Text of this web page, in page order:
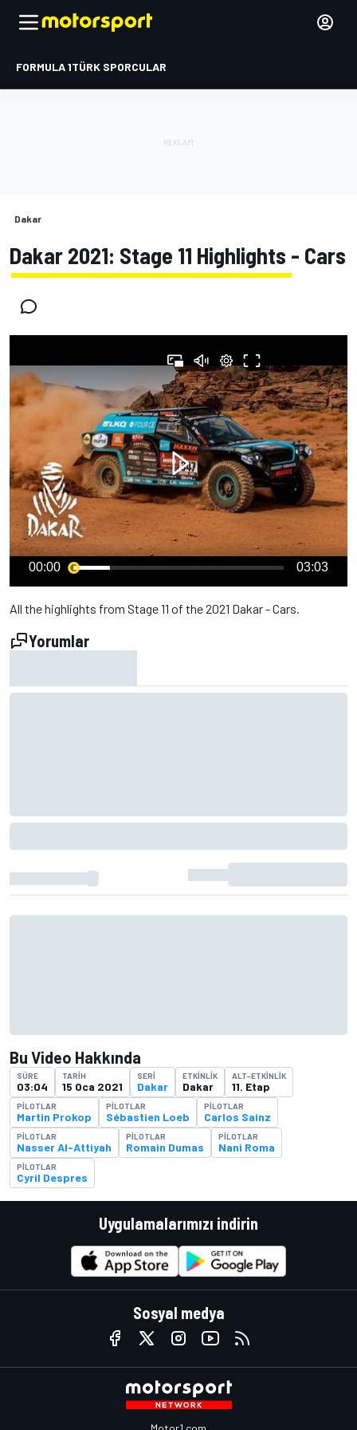
FORMULA 1TÜRK SPORCULAR
Dakar
Dakar 2021: Stage 11 Highlights - Cars
00:00 03:03
All the highlights from Stage 11 of the 2021 Dakar - Cars.
Yorumlar
Bu Video Hakkında
SÜRE
03:04
TARIH
15 Oca 2021
SERI
Dakar
ETKINLIK
Dakar
ALT-ETKINLIK
11. Etap
PILOTLAR
Martin Prokop
PILOTLAR
Sébastien Loeb
PILOTLAR
Carlos Sainz
PILOTLAR
Nasser Al-Attiyah
PILOTLAR
Romain Dumas
PILOTLAR
Nani Roma
PILOTLAR
Cyril Despres
Uygulamalarımızı indirin
Sosyal medya